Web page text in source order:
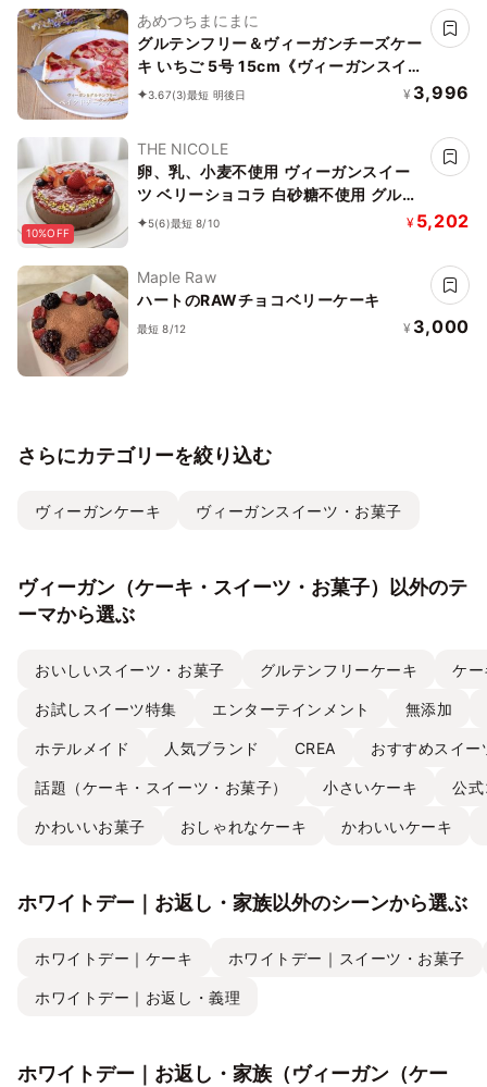
あめつちまにまに
グルテンフリー＆ヴィーガンチーズケー
キ いちご 5号 15cm《ヴィーガンスイー
ツ》
3.67(3)最短 明後日 ¥ 3,996
10%OFF
THE NICOLE
卵、乳、小麦不使用 ヴィーガンスイー
ツ ベリーショコラ 白砂糖不使用 グルテ
ンフリー《ヴィーガンケーキ》《無添
5(6)最短 8/10 ¥ 5,202
Maple Raw
ハートのRAWチョコベリーケーキ
最短 8/12 ¥ 3,000
さらにカテゴリーを絞り込む
ヴィーガンケーキ ヴィーガンスイーツ・お菓子
ヴィーガン（ケーキ・スイーツ・お菓子）以外のテ
ーマから選ぶ
おいしいスイーツ・お菓子 グルテンフリーケーキ ケ
お試しスイーツ特集 エンターテインメント 無添加
ホテルメイド 人気ブランド CREA おすすめスイー
話題（ケーキ・スイーツ・お菓子） 小さいケーキ 公
かわいいお菓子 おしゃれなケーキ かわいいケーキ
ホワイトデー｜お返し・家族以外のシーンから選ぶ
ホワイトデー｜ケーキ ホワイトデー｜スイーツ・お菓子
ホワイトデー｜お返し・義理
ホワイトデー｜お返し・家族（ヴィーガン（ケー